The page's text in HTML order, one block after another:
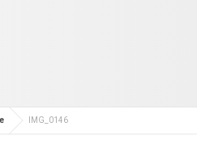
IMG_0146